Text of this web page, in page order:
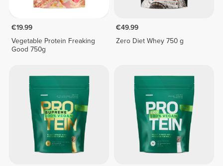
€19.99
Vegetable Protein Freaking
Good 750g
€49.99
Zero Diet Whey 750 g